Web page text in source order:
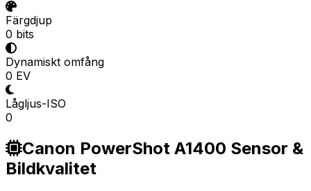
Färgdjup
0 bits
Dynamiskt omfång
0 EV
Lågljus-ISO
0
Canon PowerShot A1400 Sensor &
Bildkvalitet